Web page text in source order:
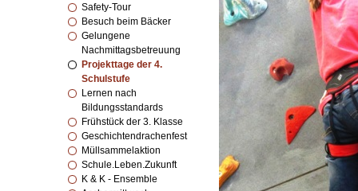
Safety-Tour
Besuch beim Bäcker
Gelungene
Nachmittagsbetreuung
Projekttage der 4.
Schulstufe
Lernen nach
Bildungsstandards
Frühstück der 3. Klasse
Geschichtendrachenfest
Müllsammelaktion
Schule.Leben.Zukunft
K & K - Ensemble